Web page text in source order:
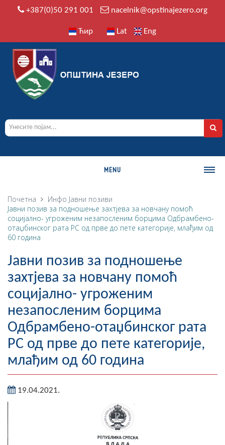
+387(0)50 291 001 nacelnik@opstinajezero.org
Ћир Lat Eng
MENU
О ОПШТИНИ
Историја
Географија
Насељена мјеста
Занимљивости
Фотогалерија
НАЧЕЛНИК
О Начелнику
Замјеник начелника
Извјештај о раду начелника
СКУПШТИНА
Почетна Инфо Јавни позиви
Јавни позив за подношење захтјева за новчану помоћ
социјално- угроженим незапосленим борцима Одбрамбено-
отаџбинског рата РС од прве до пете категорије, млађим од
60 година
Јавни позив за подношење
захтјева за новчану помоћ
социјално- угроженим
незапосленим борцима
Одбрамбено-отаџбинског рата
РС од прве до пете категорије,
млађим од 60 година
19.04.2021.